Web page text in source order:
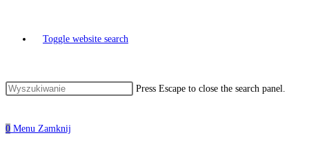
Toggle website search
Press Escape to close the search panel.
0 Menu Zamknij